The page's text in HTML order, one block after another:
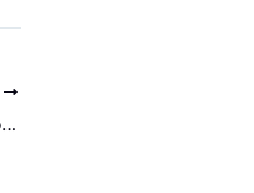
La voix humaine y Eine Florentinische Tragödie en Bilbao